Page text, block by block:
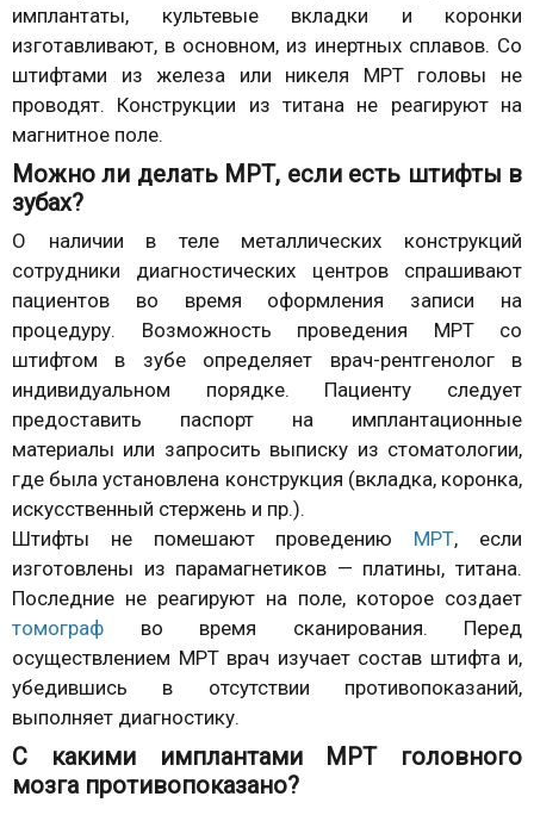
имплантаты, культевые вкладки и коронки
изготавливают, в основном, из инертных сплавов. Со
штифтами из железа или никеля МРТ головы не
проводят. Конструкции из титана не реагируют на
магнитное поле.
Можно ли делать МРТ, если есть штифты в
зубах?
О наличии в теле металлических конструкций
сотрудники диагностических центров спрашивают
пациентов во время оформления записи на
процедуру. Возможность проведения МРТ со
штифтом в зубе определяет врач-рентгенолог в
индивидуальном порядке. Пациенту следует
предоставить паспорт на имплантационные
материалы или запросить выписку из стоматологии,
где была установлена конструкция (вкладка, коронка,
искусственный стержень и пр.).
Штифты не помешают проведению МРТ, если
изготовлены из парамагнетиков — платины, титана.
Последние не реагируют на поле, которое создает
томограф во время сканирования. Перед
осуществлением МРТ врач изучает состав штифта и,
убедившись в отсутствии противопоказаний,
выполняет диагностику.
С какими имплантами МРТ головного
мозга противопоказано?